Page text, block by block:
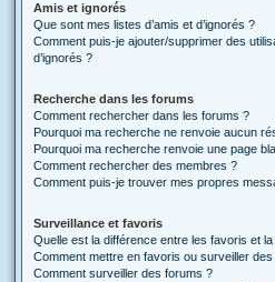
Amis et ignorés
Que sont mes listes d’amis et d’ignorés ?
Comment puis-je ajouter/supprimer des
d’ignorés ?
Recherche dans les forums
Comment rechercher dans les forums ?
Pourquoi ma recherche ne renvoie aucun
Pourquoi ma recherche renvoie une page
Comment rechercher des membres ?
Comment puis-je trouver mes propres
Surveillance et favoris
Quelle est la différence entre les favoris et
Comment mettre en favoris ou surveiller
Comment surveiller des forums ?